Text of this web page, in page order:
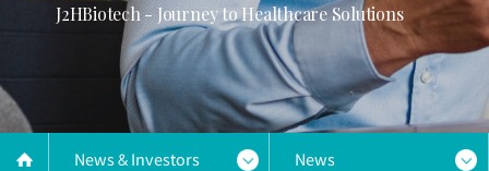
J2HBiotech - Journey to Healthcare Solutions
News & Investors News